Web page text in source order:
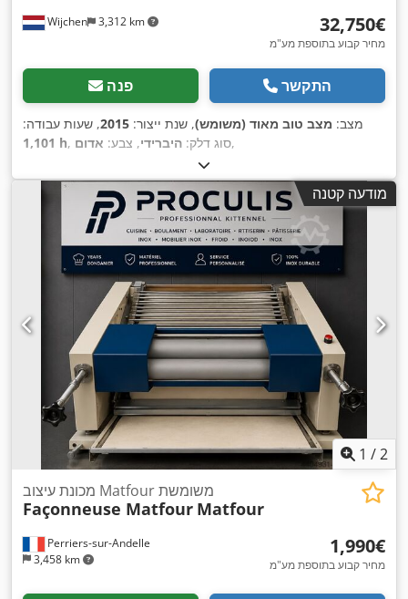
Wijchen 3,312 km ‏32,750 ‏€
מחיר קבוע בתוספת מע"מ
פנה התקשר
מצב: מצב טוב מאוד (משומש), שנת ייצור: 2015, שעות עבודה:
1,101 h
, סוג דלק: היברידי, צבע: אדום ,
מודעה קטנה
1 /2
Perriers-sur-Andelle
3,458 km
מכונת עיצוב Matfour משומשת
Façonneuse Matfour Matfour
‏1,990 ‏€
מחיר קבוע בתוספת מע"מ